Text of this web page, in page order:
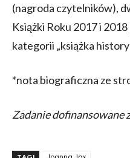
(nagroda czytelników),
Książki Roku 2017 i
kategorii „książka
*nota biograficzna ze
Zadanie dofinansowane